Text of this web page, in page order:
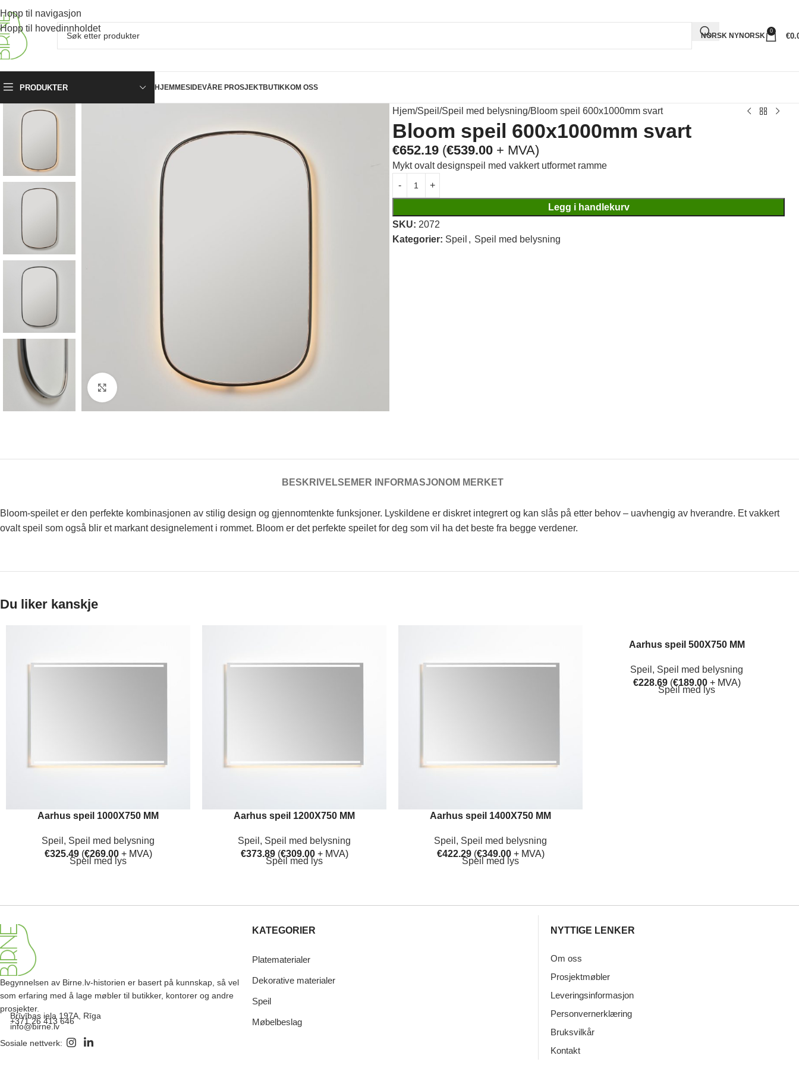
Hopp til navigasjon
Hopp til hovedinnholdet
NORSK NYNORSK
0
€
PRODUKTER HJEMMESIDEVÅRE PROSJEKTBUTIKKOM OSS
Klikk for å forstørre
Hjem Speil Speil med belysning Bloom speil 600x1000mm svart
Bloom speil 600x1000mm svart
€652.19 (€539.00 + MVA)
Mykt ovalt designspeil med vakkert utformet ramme
Legg i handlekurv
SKU: 2072
Kategorier: Speil , Speil med belysning
BESKRIVELSE MER INFORMASJONOM MERKET
Bloom-speilet er den perfekte kombinasjonen av stilig design og gjennomtenkte funksjoner. Lyskildene er diskret integrert og kan slås på etter behov – uavhengig av hverandre. Et vakkert
ovalt speil som også blir et markant designelement i rommet. Bloom er det perfekte speilet for deg som vil ha det beste fra begge verdener.
Du liker kanskje
Aarhus speil 1000X750 MM
Speil , Speil med belysning
€325.49 (€269.00+ MVA)
Speil med lys
Aarhus speil 1200X750 MM
Speil , Speil med belysning
€373.89 (€309.00+ MVA)
Speil med lys
Aarhus speil 1400X750 MM
Speil , Speil med belysning
€422.29 (€349.00+ MVA)
Speil med lys
Aarhus speil 500X750 MM
Speil , Speil med belysning
€228.69 (€189.00+ MVA)
Speil med lys
Begynnelsen av Birne.lv-historien er basert på kunnskap, så vel
som erfaring med å lage møbler til butikker, kontorer og andre
prosjekter.
Brīvības iela 197A, Rīga
+371 26 413 646
info@birne.lv
Sosiale nettverk:
KATEGORIER
Platematerialer
Dekorative materialer
Speil
Møbelbeslag
NYTTIGE LENKER
Om oss
Prosjektmøbler
Leveringsinformasjon
Personvernerklæring
Bruksvilkår
Kontakt